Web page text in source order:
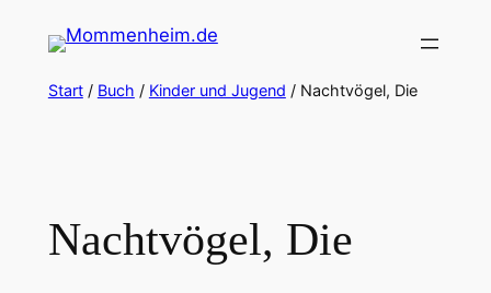
Inhalt
springen
Start/ Buch / Kinder und Jugend / Nachtvögel, Die
Nachtvögel, Die